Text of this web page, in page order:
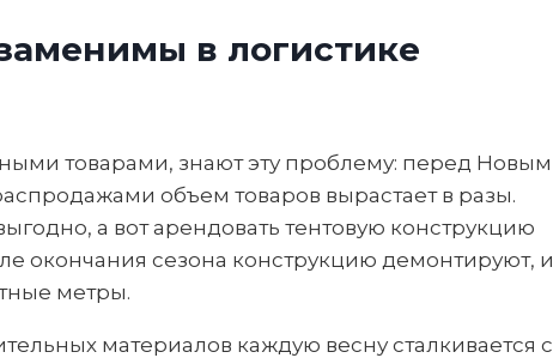
в логистике
товарами, знают эту проблему: перед Новым
объем товаров вырастает в разы.
а вот арендовать тентовую конструкцию
окончания сезона конструкцию демонтируют, и
метры.
материалов каждую весну сталкивается с